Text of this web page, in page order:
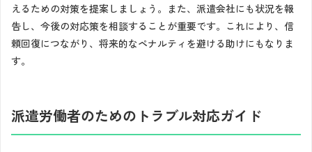
えるための対策を提案しましょう。また、派遣会社にも状況を報
告し、今後の対応策を相談することが重要です。これにより、信
頼回復につながり、将来的なペナルティを避ける助けにもなりま
す。
派遣労働者のためのトラブル対応ガイド